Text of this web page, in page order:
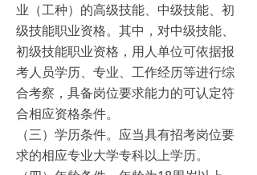
业（工种）的高级技能、中级技能、初
级技能职业资格。其中，对中级技能、
初级技能职业资格，用人单位可依据报
考人员学历、专业、工作经历等进行综
合考察，具备岗位要求能力的可认定符
合相应资格条件。
（三）学历条件。应当具有招考岗位要
求的相应专业大学专科以上学历。